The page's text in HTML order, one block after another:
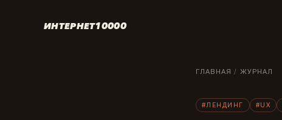
ИНТЕРНЕТ10000
ГЛАВНАЯ / ЖУРНАЛ
#ЛЕНДИНГ #UX